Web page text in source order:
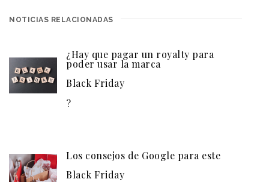
NOTICIAS RELACIONADAS
¿Hay que pagar un royalty para
poder usar la marca
Black Friday
?
Los consejos de Google para este
Black Friday